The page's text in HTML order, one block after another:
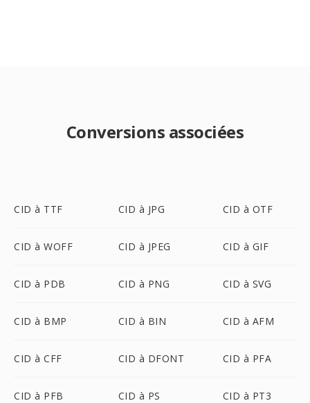
Conversions associées
CID à TTF CID à JPG CID à OTF
CID à WOFF CID à JPEG CID à GIF
CID à PDB CID à PNG CID à SVG
CID à BMP CID à BIN CID à AFM
CID à CFF CID à DFONT CID à PFA
CID à PFB CID à PS CID à PT3